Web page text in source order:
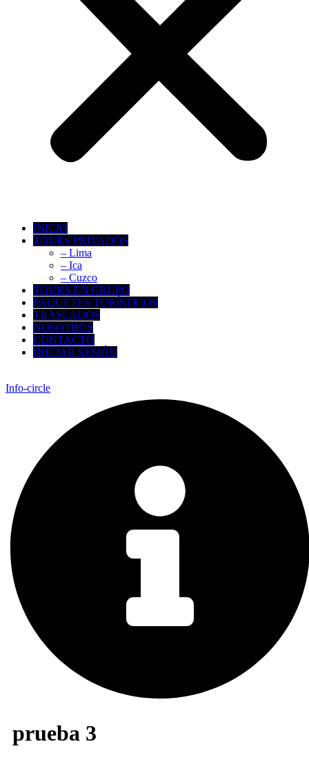
INICIO
TOURS PRIVADOS
– Lima
– Ica
– Cuzco
TOURS EN GRUPO
PAQUETES TURÍSTICOS
TRASLADOS
NOSOTROS
CONTACTO
INICIAR SESIÓN
Info-circle
prueba 3